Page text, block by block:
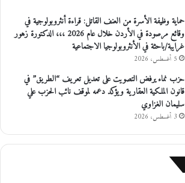
حماية وظيفة الأسرة من العنف القاتل: قراءة أنثروبولوجية في
وقائع مرصودة في الأردن خلال عام 2026 ،،، الدكتورة زهور
غرايبة/باحثة في الأنثروبولوجيا الاجتماعية
5 أغسطس، 2026
حزب نماء يرفض التصويت على تعديل تعريف “الطريق” في
قانون الملكية العقارية ويؤكد دعمه لموقف نائب الحزب علي
سليمان الغزاوي
3 أغسطس، 2026